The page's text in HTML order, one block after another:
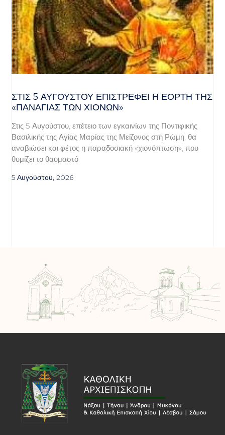
ΣΤΙΣ 5 ΑΥΓΟΎΣΤΟΥ ΕΠΙΣΤΡΈΦΕΙ Η ΕΟΡΤΉ ΤΗΣ
«ΠΑΝΑΓΊΑΣ ΤΩΝ ΧΙΌΝΩΝ»
Στις 5 Αυγούστου, επέτειο των εγκαινίων της Ποντιφικής
Βασιλικής της Αγίας Μαρίας της Μείζονος στη Ρώμη, θα
αναβιώσει και φέτος η παραδοσιακή «χιονόπτωση», που
θυμίζει το θαυμαστό
5 Αυγούστου, 2026